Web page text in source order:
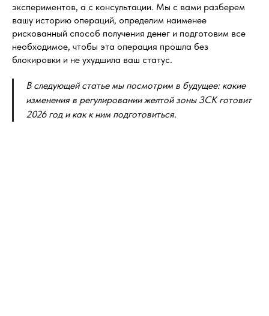
экспериментов, а с консультации. Мы с вами разберем
вашу историю операций, определим наименее
рискованный способ получения денег и подготовим все
необходимое, чтобы эта операция прошла без
блокировки и не ухудшила ваш статус.
В следующей статье мы посмотрим в будущее: какие
изменения в регулировании желтой зоны ЗСК готовит
2026 год и как к ним подготовиться.